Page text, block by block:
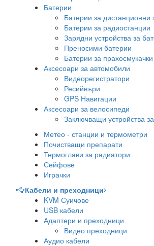
Батерии
Батерии за дистанционни
Батерии за радиостанции
Зарядни устройства за
Преносими батерии
Батерии за прахосмукачки
Аксесоари за автомобили
Видеорегистратори
Ресийвъри
GPS Навигации
Аксесоари за велосипеди
Заключващи устройства
Метео - станции и термометри
Почистващи препарати
Термоглави за радиатори
Сейфове
Играчки
Кабели и преходници
KVM Суичове
USB кабели
Адаптери и преходници
Видео преходници
Аудио кабели